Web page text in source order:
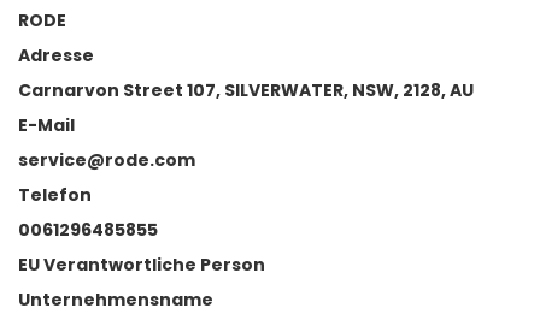
RODE
Adresse
Carnarvon Street 107, SILVERWATER, NSW, 2128, AU
E-Mail
service@rode.com
Telefon
0061296485855
EU Verantwortliche Person
Unternehmensname